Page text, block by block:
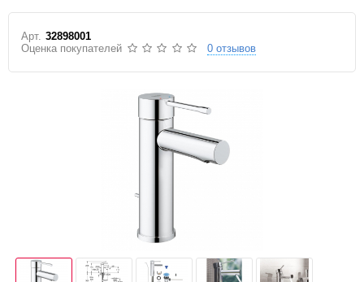
Арт. 32898001
Оценка покупателей
0 отзывов